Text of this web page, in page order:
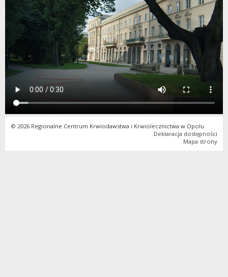
© 2026 Regionalne Centrum Krwiodawstwa i Krwiolecznictwa w Opolu
Deklaracja dostępności
Mapa strony